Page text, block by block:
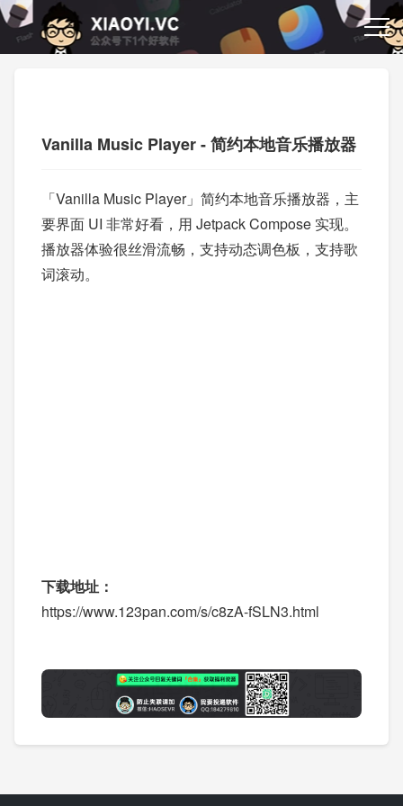
Vanilla Music Player - 简约本地音乐播放器
「Vanilla Music Player」简约本地音乐播放器，主
要界面 UI 非常好看，用 Jetpack Compose 实现。
播放器体验很丝滑流畅，支持动态调色板，支持歌
词滚动。
下载地址：
https://www.123pan.com/s/c8zA-fSLN3.html